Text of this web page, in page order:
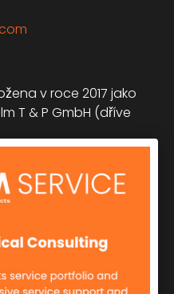
v roce 2017 jako
T & P GmbH (dříve
Wilhelm GmbH &
společnost již více